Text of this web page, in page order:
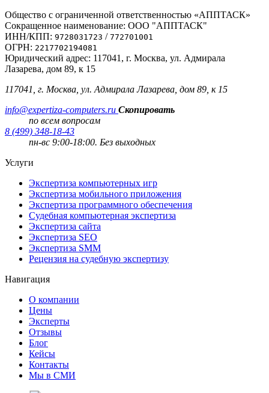
Общество с ограниченной ответственностью «АППТАСК»
Сокращенное наименование: ООО "АППТАСК"
ИНН/КПП: 9728031723 / 772701001
ОГРН: 2217702194081
Юридический адрес: 117041, г. Москва, ул. Адмирала
Лазарева, дом 89, к 15
117041, г. Москва, ул. Адмирала Лазарева, дом 89, к 15
info@expertiza-computers.ru Скопировать
по всем вопросам
8 (499) 348-18-43
пн-вс 9:00-18:00. Без выходных
Услуги
Экспертиза компьютерных игр
Экспертиза мобильного приложения
Экспертиза программного обеспечения
Судебная компьютерная экспертиза
Экспертиза сайта
Экспертиза SEO
Экспертиза SMM
Рецензия на судебную экспертизу
Навигация
О компании
Цены
Эксперты
Отзывы
Блог
Кейсы
Контакты
Мы в СМИ